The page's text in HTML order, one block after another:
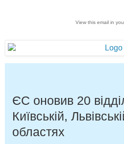
View this email in
ЄС оновив 20
Київській,
областях